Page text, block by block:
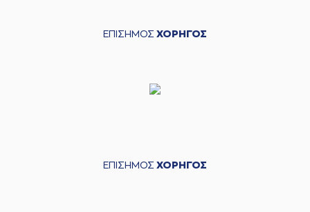
ΕΠΙΣΗΜΟΣ ΧΟΡΗΓΟΣ
ΕΠΙΣΗΜΟΣ ΧΟΡΗΓΟΣ